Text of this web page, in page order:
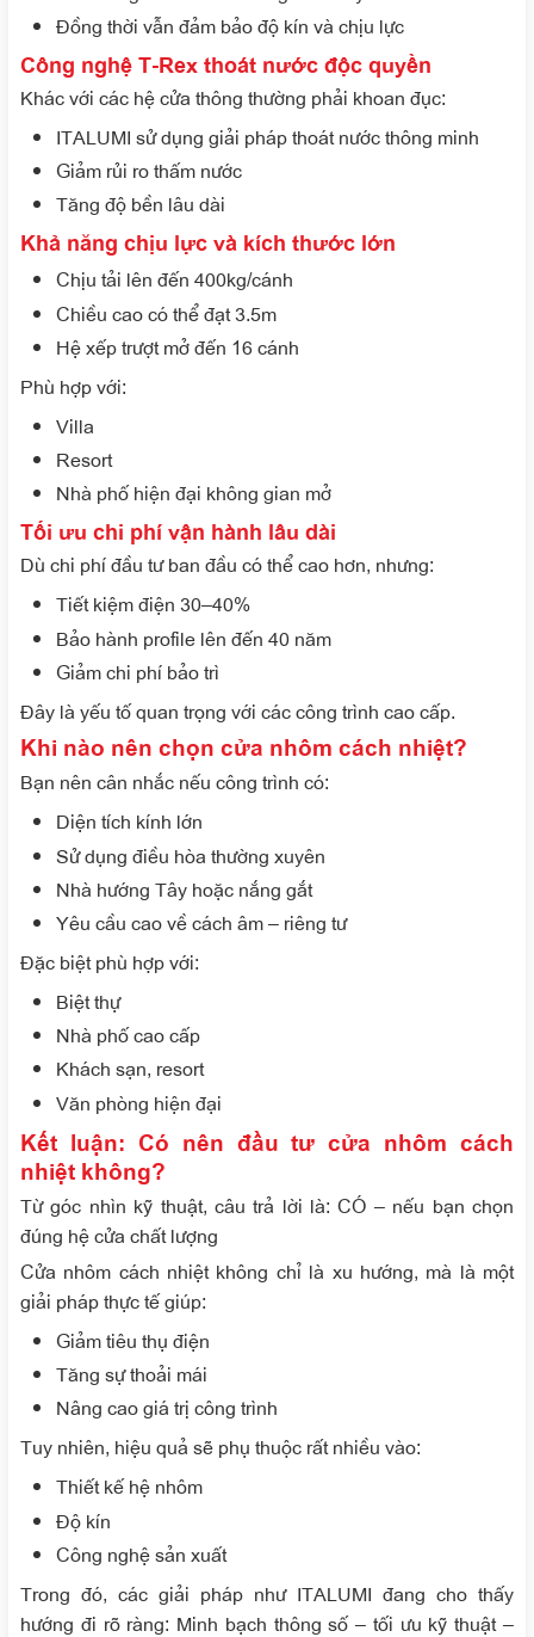
Đồng thời vẫn đảm bảo độ kín và chịu lực
Công nghệ T-Rex thoát nước độc quyền
Khác với các hệ cửa thông thường phải khoan đục:
ITALUMI sử dụng giải pháp thoát nước thông minh
Giảm rủi ro thấm nước
Tăng độ bền lâu dài
Khả năng chịu lực và kích thước lớn
Chịu tải lên đến 400kg/cánh
Chiều cao có thể đạt 3.5m
Hệ xếp trượt mở đến 16 cánh
Phù hợp với:
Villa
Resort
Nhà phố hiện đại không gian mở
Tối ưu chi phí vận hành lâu dài
Dù chi phí đầu tư ban đầu có thể cao hơn, nhưng:
Tiết kiệm điện 30–40%
Bảo hành profile lên đến 40 năm
Giảm chi phí bảo trì
Đây là yếu tố quan trọng với các công trình cao cấp.
Khi nào nên chọn cửa nhôm cách nhiệt?
Bạn nên cân nhắc nếu công trình có:
Diện tích kính lớn
Sử dụng điều hòa thường xuyên
Nhà hướng Tây hoặc nắng gắt
Yêu cầu cao về cách âm – riêng tư
Đặc biệt phù hợp với:
Biệt thự
Nhà phố cao cấp
Khách sạn, resort
Văn phòng hiện đại
Kết luận: Có nên đầu tư cửa nhôm cách
nhiệt không?
Từ góc nhìn kỹ thuật, câu trả lời là: CÓ – nếu bạn chọn
đúng hệ cửa chất lượng
Cửa nhôm cách nhiệt không chỉ là xu hướng, mà là một
giải pháp thực tế giúp:
Giảm tiêu thụ điện
Tăng sự thoải mái
Nâng cao giá trị công trình
Tuy nhiên, hiệu quả sẽ phụ thuộc rất nhiều vào:
Thiết kế hệ nhôm
Độ kín
Công nghệ sản xuất
Trong đó, các giải pháp như ITALUMI đang cho thấy
hướng đi rõ ràng: Minh bạch thông số – tối ưu kỹ thuật –